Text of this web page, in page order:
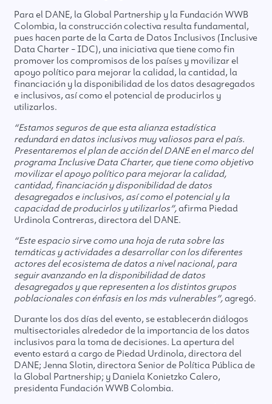
Para el DANE, la Global Partnership y la Fundación WWB
Colombia, la construcción colectiva resulta fundamental,
pues hacen parte de la Carta de Datos Inclusivos (Inclusive
Data Charter – IDC), una iniciativa que tiene como fin
promover los compromisos de los países y movilizar el
apoyo político para mejorar la calidad, la cantidad, la
financiación y la disponibilidad de los datos desagregados
e inclusivos, así como el potencial de producirlos y
utilizarlos.
“Estamos seguros de que esta alianza estadística
redundará en datos inclusivos muy valiosos para el país.
Presentaremos el plan de acción del DANE en el marco del
programa Inclusive Data Charter, que tiene como objetivo
movilizar el apoyo político para mejorar la calidad,
cantidad, financiación y disponibilidad de datos
desagregados e inclusivos, así como el potencial y la
capacidad de producirlos y utilizarlos”,afirma Piedad
Urdinola Contreras, directora del DANE.
“Este espacio sirve como una hoja de ruta sobre las
temáticas y actividades a desarrollar con los diferentes
actores del ecosistema de datos a nivel nacional, para
seguir avanzando en la disponibilidad de datos
desagregados y que representen a los distintos grupos
poblacionales con énfasis en los más vulnerables”,agregó.
Durante los dos días del evento, se establecerán diálogos
multisectoriales alrededor de la importancia de los datos
inclusivos para la toma de decisiones. La apertura del
evento estará a cargo de Piedad Urdinola, directora del
DANE; Jenna Slotin, directora Senior de Política Pública de
la Global Partnership; y Daniela Konietzko Calero,
presidenta Fundación WWB Colombia.